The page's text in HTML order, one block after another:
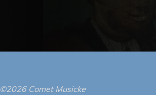
©2026 Comet Musicke